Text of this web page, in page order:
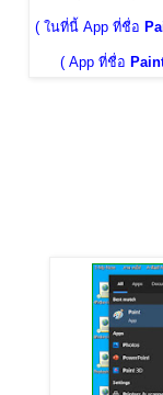
( ในที่นี้ App ที่ชื่อ
( App ที่ชื่อ